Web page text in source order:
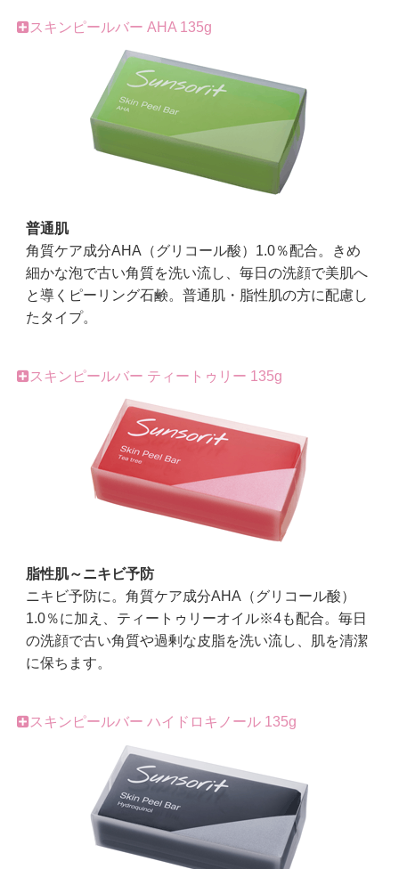
スキンピールバー AHA 135g
普通肌
角質ケア成分AHA（グリコール酸）1.0％配合。きめ
細かな泡で古い角質を洗い流し、毎日の洗顔で美肌へ
と導くピーリング石鹸。普通肌・脂性肌の方に配慮し
たタイプ。
スキンピールバー ティートゥリー 135g
脂性肌～ニキビ予防
ニキビ予防に。角質ケア成分AHA（グリコール酸）
1.0％に加え、ティートゥリーオイル※4も配合。毎日
の洗顔で古い角質や過剰な皮脂を洗い流し、肌を清潔
に保ちます。
スキンピールバー ハイドロキノール 135g